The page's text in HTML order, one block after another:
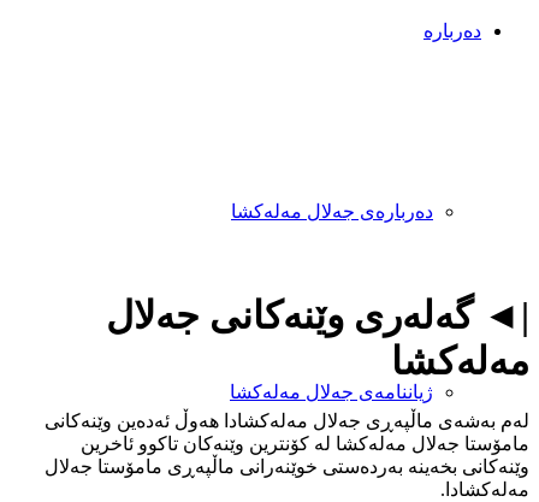
دەربارە
دەربارەی جەلال مەلەکشا
ژیاننامەی جەلال مەلەکشا
|◄ گەلەری وێنه‌کانی جەلال
مەلەکشا
لەم بەشەی ماڵپەڕی جەلال مەلەکشادا هەوڵ ئەدەین وێنەکانی
مامۆستا جەلال مەلەکشا لە کۆنترین وێنەکان تاکوو ئاخرین
وێنەکانی بخەینە بەردەستی خوێنەرانی ماڵپەڕی مامۆستا جەلال
مەلەکشادا.